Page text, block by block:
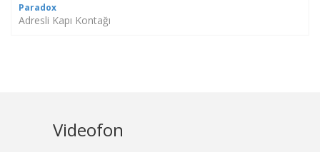
Paradox
Adresli Kapı Kontağı
Videofon